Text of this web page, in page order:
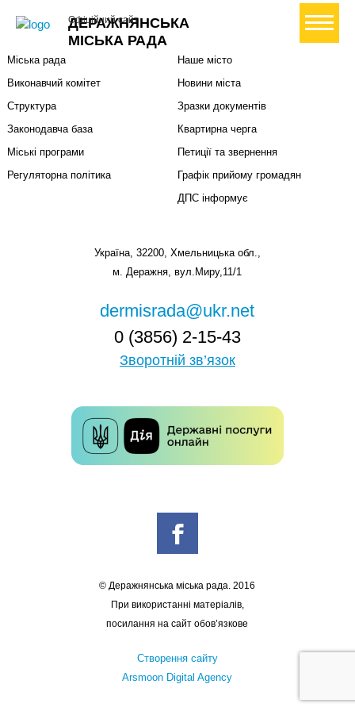
ДЕРАЖНЯНСЬКА
МІСЬКА РАДА
Офіційний сайт+ Створити петицію
Міський голова
Міська рада
Виконавчий комітет
Структура
Законодавча база
Міські програми
Регуляторна політика
Наше місто
Новини міста
Зразки документів
Квартирна черга
Петиції та звернення
Графік прийому громадян
ДПС інформує
Україна, 32200, Хмельницька обл.,
м. Деражня, вул.Миру,11/1
dermisrada@ukr.net
0 (3856) 2-15-43
Зворотній зв’язок
© Деражнянська міська рада. 2016
При використанні матеріалів,
посилання на сайт обов’язкове
Створення сайту
Arsmoon Digital Agency